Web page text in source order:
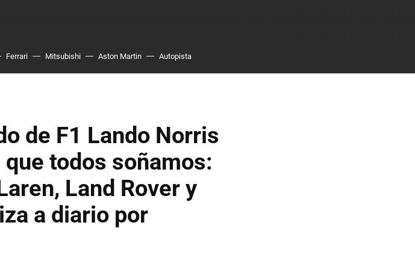
Ferrari Mitsubishi Aston Martin Autopista
de F1 Lando Norris
todos soñamos:
Land Rover y
a diario por